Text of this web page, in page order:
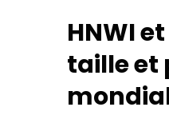
HNWI
taille et